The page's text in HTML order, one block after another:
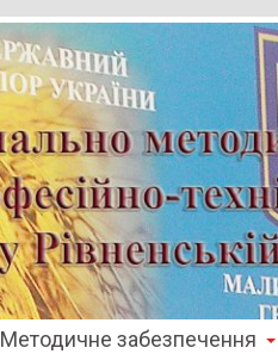
Методичне забезпечення